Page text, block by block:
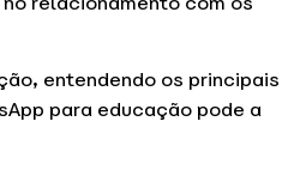
entendendo os principais
para educação pode a